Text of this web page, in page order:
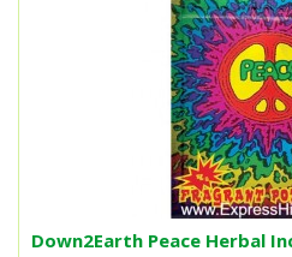
Down2Earth Peace Herbal